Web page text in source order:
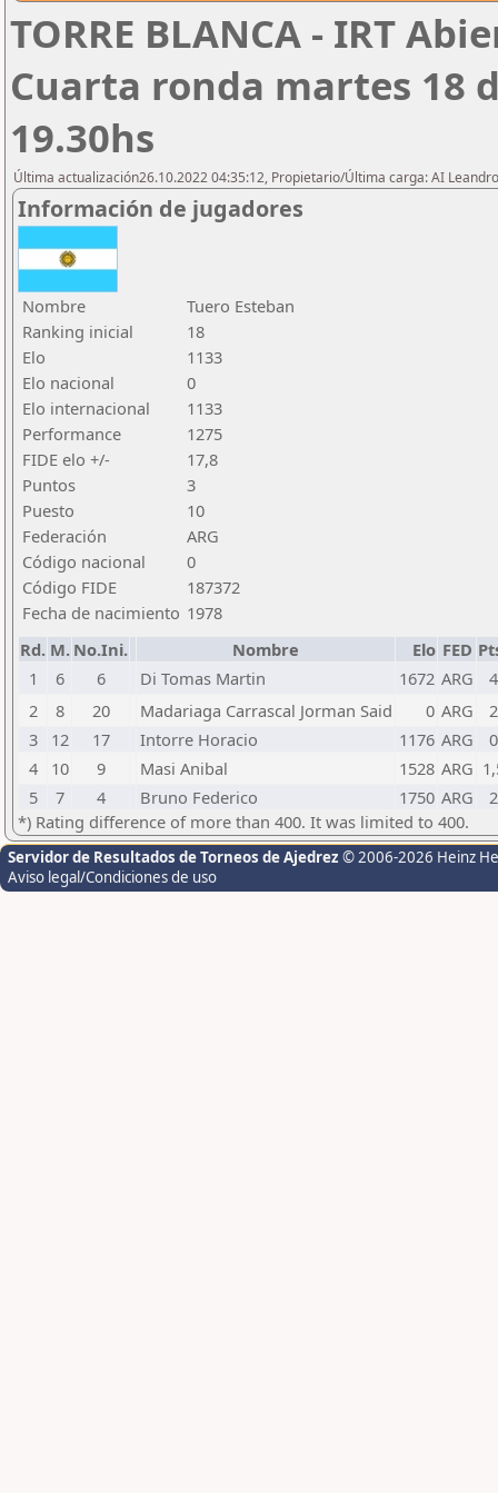
TORRE BLANCA - IRT
Cuarta ronda martes 18
19.30hs
Última actualización26.10.2022 04:35:12, Propietario/Última carga: AI
Información de jugadores
Nombre
Tuero Esteban
Ranking inicial
18
Elo
1133
Elo nacional
0
Elo internacional
1133
Performance
1275
FIDE elo +/-
17,8
Puntos
3
Puesto
10
Federación
ARG
Código nacional
0
Código FIDE
187372
Fecha de nacimiento 1978
Rd. M. No.Ini. Nombre Elo FED
1
6 6 Di Tomas Martin 1672 ARG
4
2
8 20 Madariaga Carrascal Jorman Said 0 ARG
2
3
12 17 Intorre Horacio 1176 ARG
0
4
10 9 Masi Anibal 1528 ARG
5
7 4 Bruno Federico 1750 ARG
2
*) Rating difference of more than 400. It was limited to 400.
Servidor de Resultados de Torneos de Ajedrez © 2006-2026 Heinz
Aviso legal/Condiciones de uso